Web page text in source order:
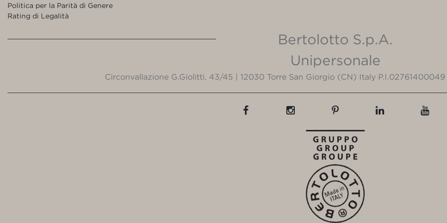
Politica per la Parità di Genere
Rating di Legalità
Bertolotto S.p.A.
Unipersonale
Circonvallazione G.Giolitti, 43/45 | 12030 Torre San Giorgio (CN) Italy